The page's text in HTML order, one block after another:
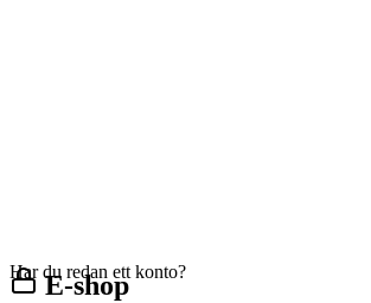
E-shop
Har du redan ett konto?